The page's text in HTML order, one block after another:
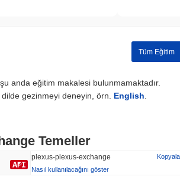
Tüm Eğitim
anda eğitim makalesi bulunmamaktadır.
dilde gezinmeyi deneyin, örn. English.
Temeller
plexus-plexus-exchange
Kopyala
Nasıl kullanılacağını göster